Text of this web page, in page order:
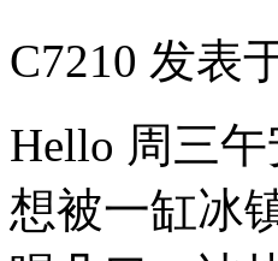
C7210 发表
​Hello 周三
想被一缸冰